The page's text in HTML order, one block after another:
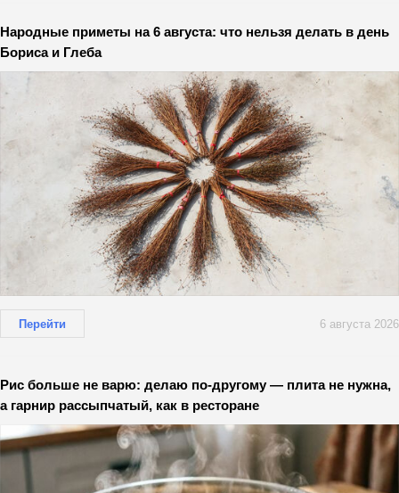
Народные приметы на 6 августа: что нельзя делать в день
Бориса и Глеба
Перейти 6 августа 2026
Рис больше не варю: делаю по-другому — плита не нужна,
а гарнир рассыпчатый, как в ресторане